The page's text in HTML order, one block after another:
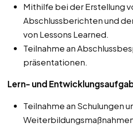
Mithilfe bei der Erstellung
Abschlussberichten und
von Lessons Learned.
Teilnahme an
präsentationen.
Lern- und
Teilnahme an Schulungen